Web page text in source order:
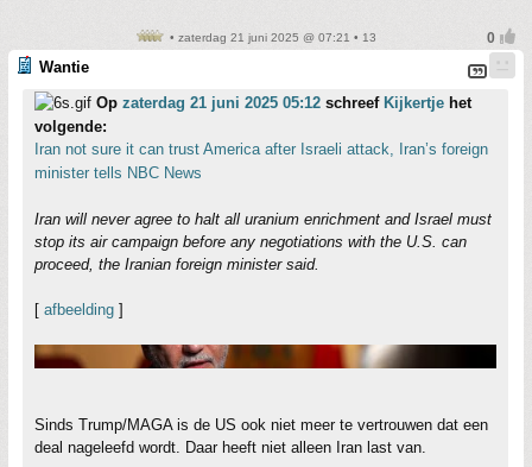
• zaterdag 21 juni 2025 @ 07:21 • 13
Wantie
Op zaterdag 21 juni 2025 05:12 schreef Kijkertje het
volgende:
Iran not sure it can trust America after Israeli attack, Iran’s foreign
minister tells NBC News
Iran will never agree to halt all uranium enrichment and Israel must
stop its air campaign before any negotiations with the U.S. can
proceed, the Iranian foreign minister said.
[ afbeelding ]
Sinds Trump/MAGA is de US ook niet meer te vertrouwen dat een
deal nageleefd wordt. Daar heeft niet alleen Iran last van.